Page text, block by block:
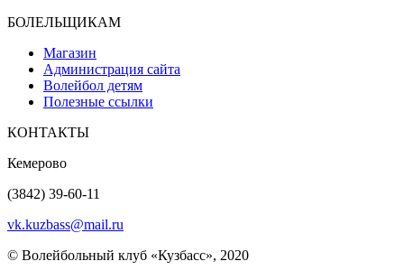
БОЛЕЛЬЩИКАМ
Магазин
Администрация сайта
Волейбол детям
Полезные ссылки
КОНТАКТЫ
Кемерово
(3842) 39-60-11
vk.kuzbass@mail.ru
© Волейбольный клуб «Кузбасс», 2020